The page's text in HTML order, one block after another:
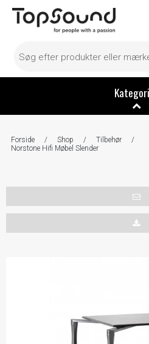
Forside / Shop / Tilbehør
/
Norstone Hifi Møbel Slender